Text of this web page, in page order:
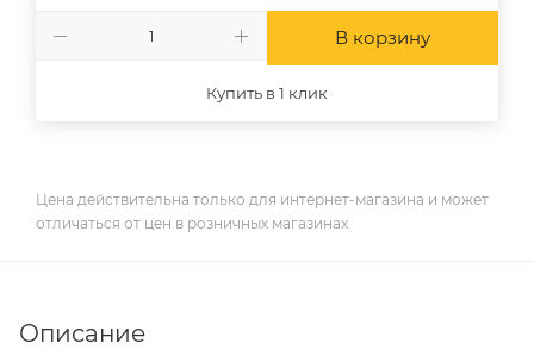
В корзину
Купить в 1 клик
Цена действительна только для интернет-магазина и может
отличаться от цен в розничных магазинах
Описание